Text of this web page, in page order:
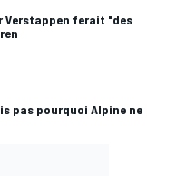
Verstappen ferait "des
pas pourquoi Alpine ne